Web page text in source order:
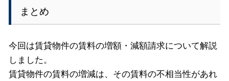
まとめ
今回は賃貸物件の賃料の増額・減額請求について解説
しました。
賃貸物件の賃料の増減は、その賃料の不相当性があれ